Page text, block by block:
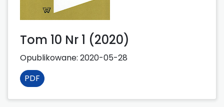
Tom 10 Nr 1 (2020)
Opublikowane: 2020-05-28
PDF